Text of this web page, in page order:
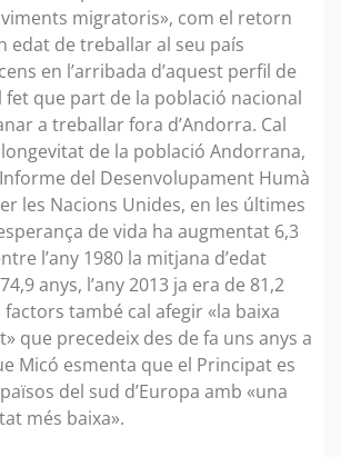
migratoris», com el retorn
edat de treballar al seu país
en l’arribada d’aquest perfil de
que part de la població nacional
a treballar fora d’Andorra. Cal
de la població Andorrana,
del Desenvolupament Humà
les Nacions Unides, en les últimes
de vida ha augmentat 6,3
l’any 1980 la mitjana d’edat
anys, l’any 2013 ja era de 81,2
factors també cal afegir «la baixa
que precedeix des de fa uns anys a
Micó esmenta que el Principat es
del sud d’Europa amb «una
més baixa».